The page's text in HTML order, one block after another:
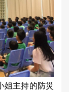
姐主持的防災